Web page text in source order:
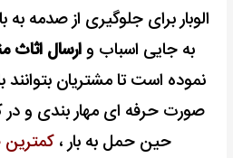
الوبار برای جلوگیری از صدمه به
به جایی اسباب وارسال اثاث
نموده است تا مشتریان بتوانند
صورت حرفه ای مهار بندی و در
حین حمل به بار ،